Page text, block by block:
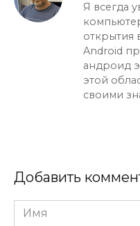
Я всегда
открытия
Android
андроид
этой
своими
Добавить
Имя